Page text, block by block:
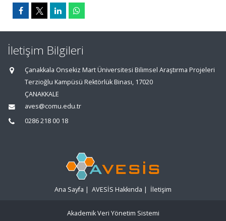
İletişim Bilgileri
Çanakkala Onsekiz Mart Üniversitesi Bilimsel Araştırma Projeleri
Terzioğlu Kampüsü Rektörlük Binası, 17020
ÇANAKKALE
aves@comu.edu.tr
0286 218 00 18
Ana Sayfa | AVESİS Hakkında | İletişim
Akademik Veri Yönetim Sistemi